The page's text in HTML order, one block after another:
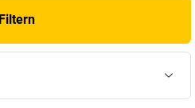
Anhängernetz
Filtern